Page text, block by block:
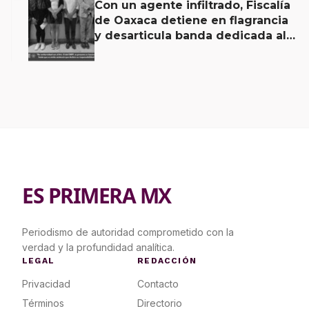
Con un agente infiltrado, Fiscalía
de Oaxaca detiene en flagrancia
y desarticula banda dedicada al
ES PRIMERA MX
Periodismo de autoridad comprometido con la
verdad y la profundidad analítica.
LEGAL
Privacidad
Términos
REDACCIÓN
Contacto
Directorio